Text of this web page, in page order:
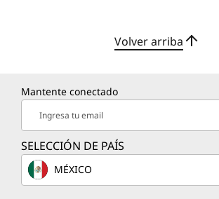
Volver arriba
Mantente conectado
Ingresa tu email
SELECCIÓN DE PAÍS
MÉXICO